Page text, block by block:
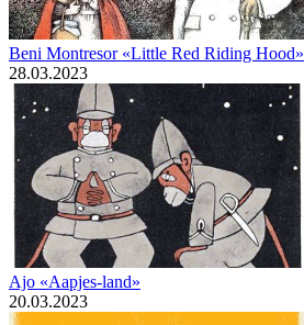
Beni Montresor «Little Red Riding Hood»
28.03.2023
Ajo «Aapjes-land»
20.03.2023